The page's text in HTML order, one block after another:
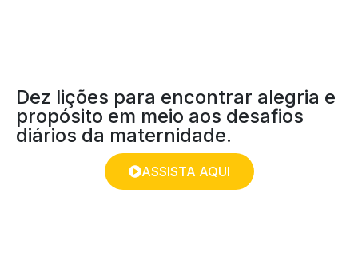
Dez lições para encontrar alegria e
propósito em meio aos desafios
diários da maternidade.
ASSISTA AQUI